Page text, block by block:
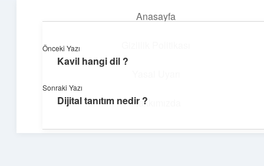
Anasayfa
Hakkımızda
Günlük Hatırlatmalar
Keyifli vakit için kısa ve eğlenceli içerikler.
Önceki Yazı
Kavil hangi dil ?
Sonraki Yazı
Dijital tanıtım nedir ?